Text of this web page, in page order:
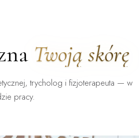
Twoją skórę
trycholog i fizjoterapeuta — w
pracy.